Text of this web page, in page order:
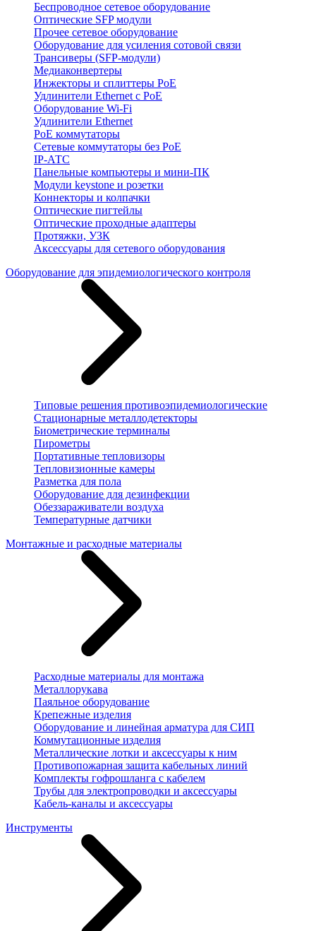
Беспроводное сетевое оборудование
Оптические SFP модули
Прочее сетевое оборудование
Оборудование для усиления сотовой связи
Трансиверы (SFP-модули)
Медиаконвертеры
Инжекторы и сплиттеры PoE
Удлинители Ethernet с PoE
Оборудование Wi-Fi
Удлинители Ethernet
PoE коммутаторы
Сетевые коммутаторы без PoE
IP-АТС
Панельные компьютеры и мини-ПК
Модули keystone и розетки
Коннекторы и колпачки
Оптические пигтейлы
Оптические проходные адаптеры
Протяжки, УЗК
Аксессуары для сетевого оборудования
Оборудование для эпидемиологического контроля
Типовые решения противоэпидемиологические
Стационарные металлодетекторы
Биометрические терминалы
Пирометры
Портативные тепловизоры
Тепловизионные камеры
Разметка для пола
Оборудование для дезинфекции
Обеззараживатели воздуха
Температурные датчики
Монтажные и расходные материалы
Расходные материалы для монтажа
Металлорукава
Паяльное оборудование
Крепежные изделия
Оборудование и линейная арматура для СИП
Коммутационные изделия
Металлические лотки и аксессуары к ним
Противопожарная защита кабельных линий
Комплекты гофрошланга с кабелем
Трубы для электропроводки и аксессуары
Кабель-каналы и аксессуары
Инструменты